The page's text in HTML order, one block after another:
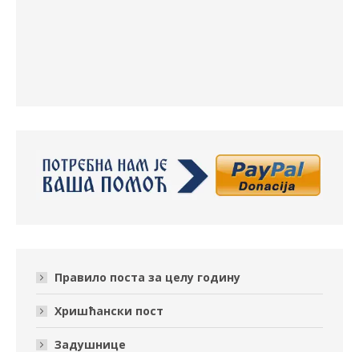
Правило поста за целу годину
Хришћански пост
Задушнице